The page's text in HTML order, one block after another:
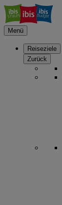
Menü
Reiseziele
Zurück